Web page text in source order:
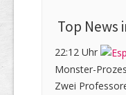
Top News
22:12 Uhr
Monster-
Zwei